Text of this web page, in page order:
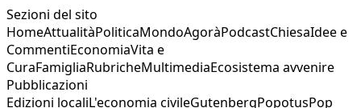
Sezioni del sito
HomeAttualitàPoliticaMondoAgoràPodcastChiesaIdee e
CommentiEconomiaVita e
CuraFamigliaRubricheMultimediaEcosistema avvenire
Pubblicazioni
Edizioni localiL'economia civileGutenbergPopotusPop